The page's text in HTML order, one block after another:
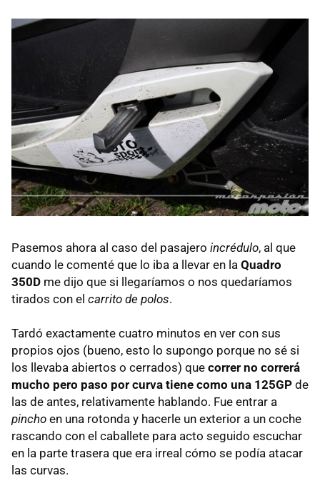
Pasemos ahora al caso del pasajero incrédulo, al que
cuando le comenté que lo iba a llevar en la Quadro
350D me dijo que si llegaríamos o nos quedaríamos
tirados con el carrito de polos.
Tardó exactamente cuatro minutos en ver con sus
propios ojos (bueno, esto lo supongo porque no sé si
los llevaba abiertos o cerrados) que correr no correrá
mucho pero paso por curva tiene como una 125GP de
las de antes, relativamente hablando. Fue entrar a
pincho en una rotonda y hacerle un exterior a un coche
rascando con el caballete para acto seguido escuchar
en la parte trasera que era irreal cómo se podía atacar
las curvas.